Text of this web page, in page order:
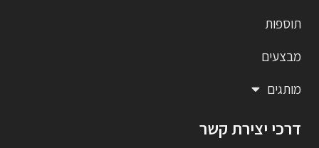
תוספות
מבצעים
מותגים
דרכי יצירת קשר